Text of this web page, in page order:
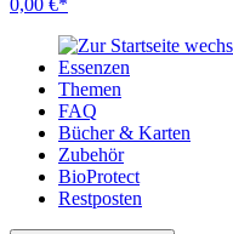
Essenzen
Themen
FAQ
Bücher & Karten
Zubehör
BioProtect
Restposten